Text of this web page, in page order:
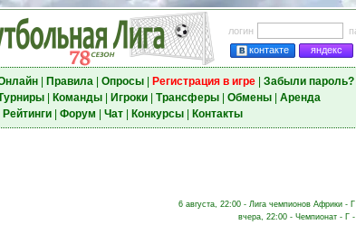
логин
контакте
яндекс
| Правила| Опросы| Регистрация в игре| Забыли пароль?
| Команды| Игроки| Трансферы| Обмены| Аренда
Рейтинги| Форум Чат| Конкурсы| Контакты
6 августа, 22:00 - Лига чемпионов Африки -
вчера, 22:00 - Чемпионат - Г -